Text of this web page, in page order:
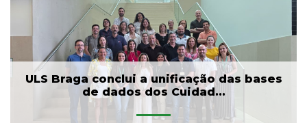
ULS Braga conclui a unificação das bases
de dados dos Cuidad...